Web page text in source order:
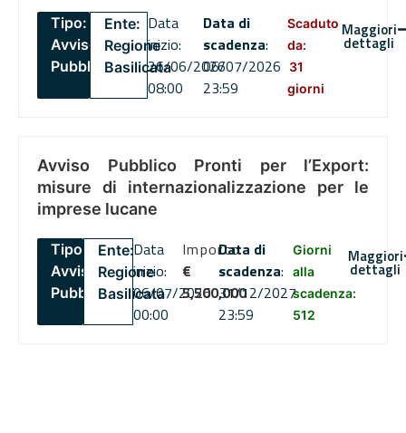
Tipo:
Avviso
Pubblico
Ente:
Regione
Basilicata
Data
inizio:
26/06/2026
08:00
Data di
scadenza:
06/07/2026
23:59
Scaduto
da:
31
giorni
Maggiori
dettagli
Avviso Pubblico Pronti per l’Export:
misure di internazionalizzazione per le
imprese lucane
Tipo:
Avviso
Pubblico
Ente:
Regione
Basilicata
Data
inizio:
06/07/2026
00:00
Importo
€
5,500,000
Data di
scadenza:
31/12/2027
23:59
Giorni
alla
scadenza:
512
Maggiori
dettagli